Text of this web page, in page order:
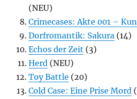
(NEU)
Crimecases: Akte 001 –
Dorfromantik: Sakura (14)
Echos der Zeit (3)
Herd (NEU)
Toy Battle (20)
Cold Case: Eine Prise Mord